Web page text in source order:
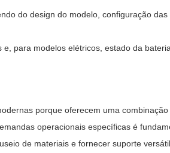
do design do modelo, configuração
para modelos elétricos, estado da
porque oferecem uma
operacionais específicas é
de materiais e fornecer suporte